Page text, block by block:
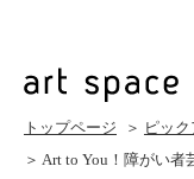
トップページ ＞ ピッ
＞ Art to You！障がい者